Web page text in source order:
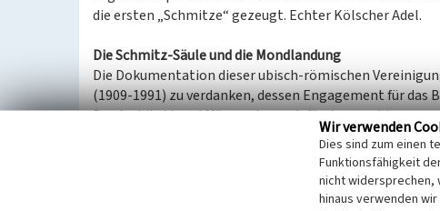
die ersten „Schmitze“ gezeugt. Echter Kölscher Adel.
Die Schmitz-Säule und die Mondlandung
Die Dokumentation dieser ubisch-römischen
(1909-1991) zu verdanken, dessen Engagement für
Der Architekt und Mäzen, der auch für den von hier
verantwortlich war (ein kleines Männlein über dem
Hintern – herausstreckt), spendete 1965 das Geld zum
fertig. Errichtet aus von Jupp Engels gestifteten alten
Wir verwenden
Dies sind zum einen
Funktionsfähigkeit
nicht widersprechen,
hinaus verwenden